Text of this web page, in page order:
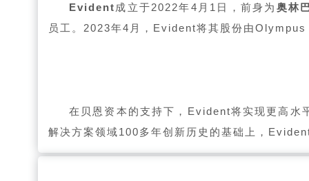
Evident 成立于2022年4月1日，前身为 奥林
员工。2023年4月，Evident将其股份由
在贝恩资本的支持下，Evident将实现更高水
解决方案领域100多年创新历史的基础上，